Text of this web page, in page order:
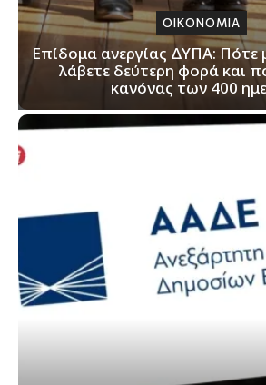
ΟΙΚΟΝΟΜΙΑ
Επίδομα ανεργίας ΔΥΠΑ: Πότε
λάβετε δεύτερη φορά και
κανόνας των 400